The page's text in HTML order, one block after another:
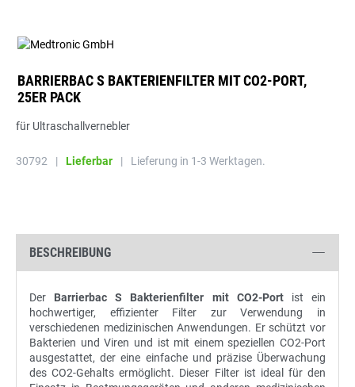
BARRIERBAC S BAKTERIENFILTER MIT CO2-PORT,
25ER PACK
für Ultraschallvernebler
30792 | Lieferbar | Lieferung in 1-3 Werktagen.
BESCHREIBUNG
Der Barrierbac S Bakterienfilter mit CO2-Portist ein
hochwertiger, effizienter Filter zur Verwendung in
verschiedenen medizinischen Anwendungen. Er schützt vor
Bakterien und Viren und ist mit einem speziellen CO2-Port
ausgestattet, der eine einfache und präzise Überwachung
des CO2-Gehalts ermöglicht. Dieser Filter ist ideal für den